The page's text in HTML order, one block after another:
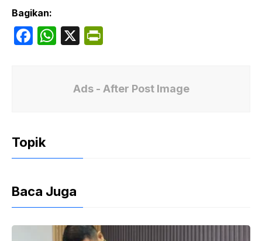
Bagikan:
F
o
W X
Fr
Ads - After Post Image
Topik
Baca Juga